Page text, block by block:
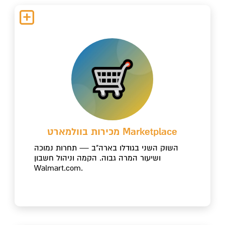
מכירות בוולמארט Marketplace
השוק השני בגודלו בארה"ב — תחרות נמוכה
ושיעור המרה גבוה. הקמה וניהול חשבון
Walmart.com.